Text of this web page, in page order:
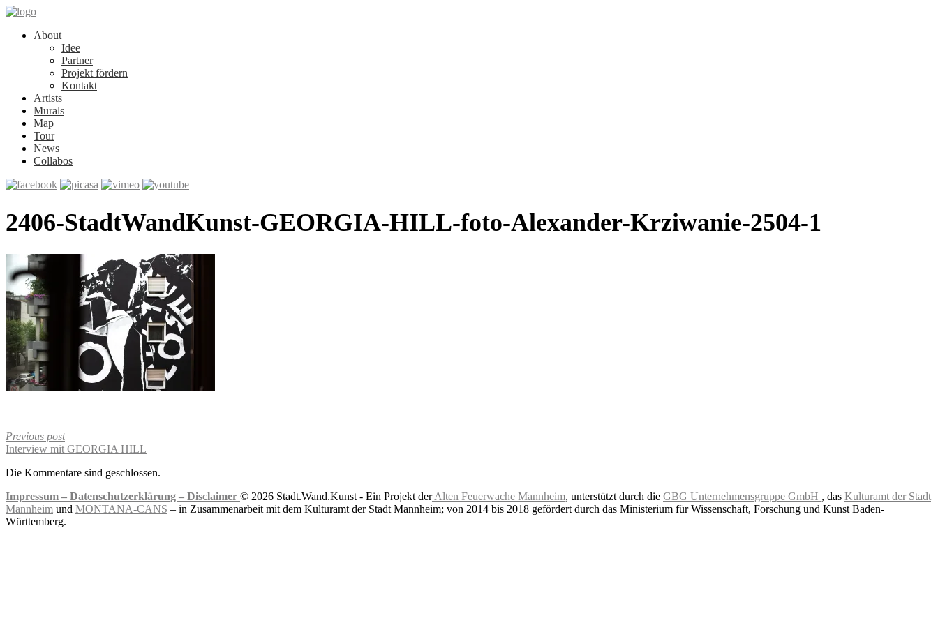
About
Idee
Partner
Projekt fördern
Kontakt
Artists
Murals
Map
Tour
News
Collabos
2406-StadtWandKunst-GEORGIA-HILL-foto-Alexander-Krziwanie-2504-1
Previous post
Interview mit GEORGIA HILL
Die Kommentare sind geschlossen.
Impressum – Datenschutzerklärung – Disclaimer © 2026 Stadt.Wand.Kunst - Ein Projekt derAlten Feuerwache Mannheim, unterstützt durch die GBG Unternehmensgruppe GmbH , das Kulturamt der Stadt
Mannheim und MONTANA-CANS – in Zusammenarbeit mit dem Kulturamt der Stadt Mannheim; von 2014 bis 2018 gefördert durch das Ministerium für Wissenschaft, Forschung und Kunst Baden-
Württemberg.